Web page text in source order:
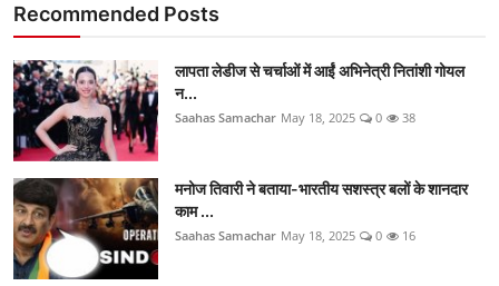
Recommended Posts
लापता लेडीज से चर्चाओं में आईं अभिनेत्री नितांशी गोयल
न...
Saahas Samachar May 18, 2025 0 38
मनोज तिवारी ने बताया-भारतीय सशस्त्र बलों के शानदार
काम ...
Saahas Samachar May 18, 2025 0 16